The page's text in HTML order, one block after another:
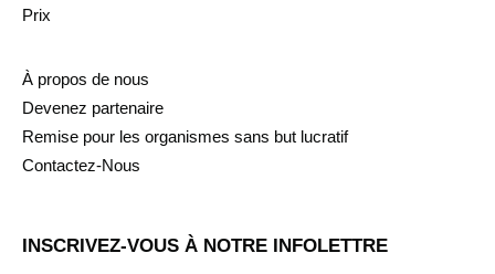
Prix
À propos de nous
Devenez partenaire
Remise pour les organismes sans but lucratif
Contactez-Nous
INSCRIVEZ-VOUS À NOTRE INFOLETTRE